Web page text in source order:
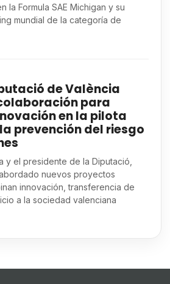
la Formula SAE Michigan y su
mundial de la categoría de
de València
para
en la pilota
prevención del riesgo
y el presidente de la Diputació,
nuevos proyectos
innovación, transferencia de
a la sociedad valenciana